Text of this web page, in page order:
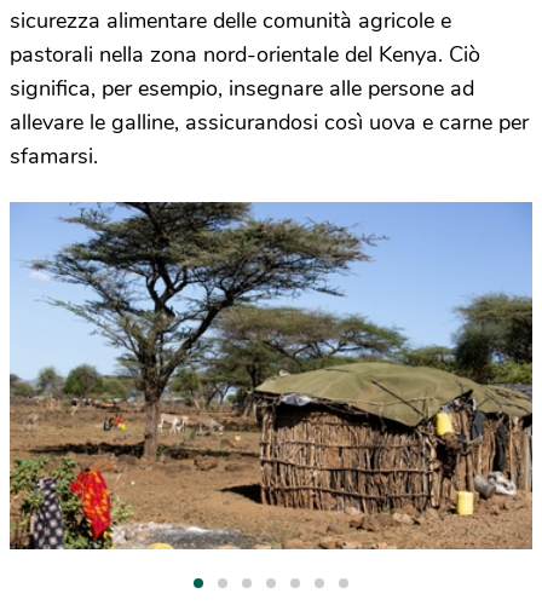
sicurezza alimentare delle comunità agricole e
pastorali nella zona nord-orientale del Kenya. Ciò
significa, per esempio, insegnare alle persone ad
allevare le galline, assicurandosi così uova e carne per
sfamarsi.